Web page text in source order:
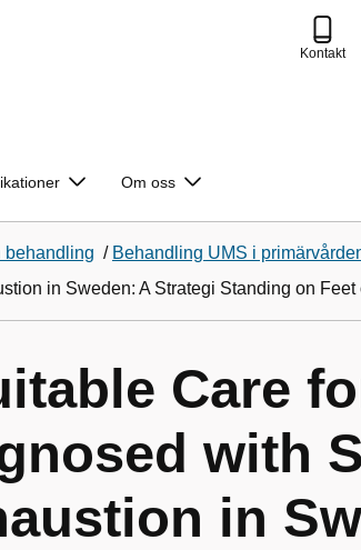
Kontakt
Om oss
behandling / Behandling UMS i
in Sweden: A Strategi Standing on Feet
Care
with
in